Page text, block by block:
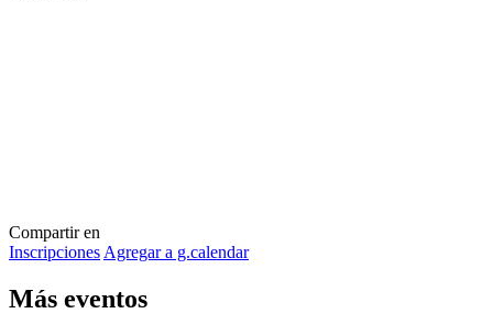
Compartir en
InscripcionesAgregar a g.calendar
Más eventos